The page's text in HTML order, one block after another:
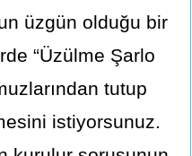
üzgün olduğu bir
“Üzülme Şarlo
tutup
istiyorsunuz.